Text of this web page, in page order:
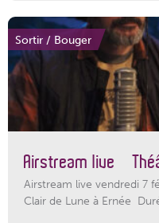
Sortir / Bouger
Airstream live –
Airstream live vendredi 7
Clair de Lune à Ernée